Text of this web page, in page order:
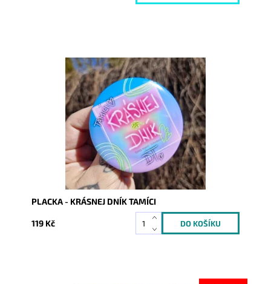
Dostupnost:
Skladem
10146
PLACKA - KRÁSNEJ DNÍK TAMÍCI
119 Kč